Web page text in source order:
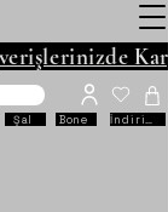
Şal Bone İndirimli